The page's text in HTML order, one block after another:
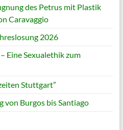
des Petrus mit Plastik
Caravaggio
2026
Eine Sexualethik zum
Stuttgart”
von Burgos bis Santiago